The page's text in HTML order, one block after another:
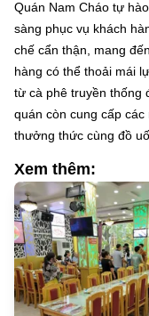
Quán Nam Cháo tự
sàng phục vụ khách
chế cẩn thận, mang
hàng có thể thoải mái
từ cà phê truyền thống
quán còn cung cấp
thưởng thức cùng đồ
Xem thêm: